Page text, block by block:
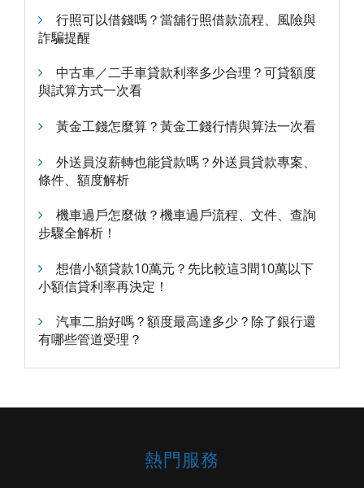
行照可以借錢嗎？當舖行照借款流程、風險與
詐騙提醒
中古車／二手車貸款利率多少合理？可貸額度
與試算方式一次看
黃金工錢怎麼算？黃金工錢行情與算法一次看
外送員沒薪轉也能貸款嗎？外送員貸款專案、
條件、額度解析
機車過戶怎麼做？機車過戶流程、文件、查詢
步驟全解析！
想借小額貸款10萬元？先比較這3間10萬以下
小額信貸利率再決定！
汽車二胎好嗎？額度最高達多少？除了銀行還
有哪些管道受理？
熱門服務